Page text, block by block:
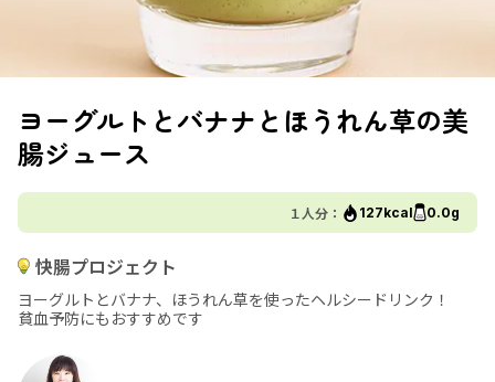
ヨーグルトとバナナとほうれん草の美
腸ジュース
１人分： 127kcal 0.0g
快腸プロジェクト
ヨーグルトとバナナ、ほうれん草を使ったヘルシードリンク！
貧血予防にもおすすめです